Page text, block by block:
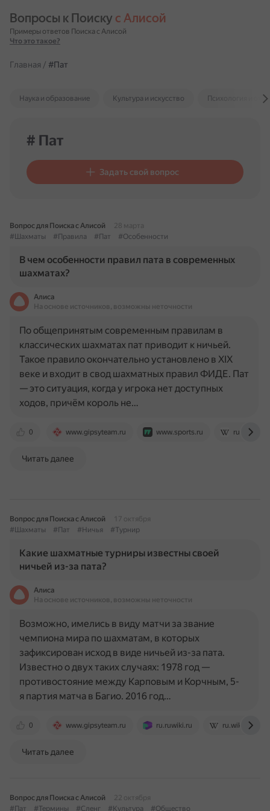
Вопросы к Поиску с Алисой
Примеры ответов Поиска с Алисой
Что это такое?
Главная / #Пат
Наука и образование Культура и искусство Психология и
# Пат
Задать свой вопрос
Вопрос для Поиска с Алисой
28 марта
#Шахматы
#Правила #Пат #Особенности
В чем особенности правил пата в современных
шахматах?
Алиса
На основе источников, возможны неточности
0 www.gipsyteam.ru www.sports.ru
По общепринятым современным правилам в
классических шахматах пат приводит к ничьей.
Такое правило окончательно установлено в XIX
веке и входит в свод шахматных правил ФИДЕ. Пат
— это ситуация, когда у игрока нет доступных
ходов, причём король не…
Читать далее
Вопрос для Поиска с Алисой
17 октября
#Шахматы
#Пат #Ничья #Турнир
Какие шахматные турниры известны своей
ничьей из-за пата?
Алиса
На основе источников, возможны неточности
0 www.gipsyteam.ru ru.ruwiki.ru
Возможно, имелись в виду матчи за звание
чемпиона мира по шахматам, в которых
зафиксирован исход в виде ничьей из-за пата.
Известно о двух таких случаях: 1978 год —
противостояние между Карповым и Корчным, 5-
я партия матча в Багио. 2016 год…
Читать далее
Вопрос для Поиска с Алисой
22 октября
#Пат
#Термины #Сленг #Культура #Общество